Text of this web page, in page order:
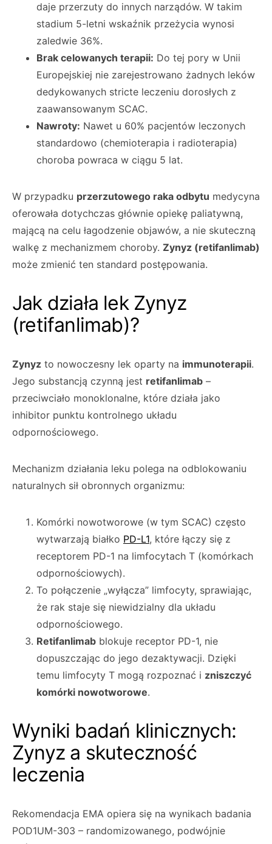
daje przerzuty do innych narządów. W takim
stadium 5-letni wskaźnik przeżycia wynosi
zaledwie 36%.
Brak celowanych terapii: Do tej pory w Unii
Europejskiej nie zarejestrowano żadnych leków
dedykowanych stricte leczeniu dorosłych z
zaawansowanym SCAC.
Nawroty: Nawet u 60% pacjentów leczonych
standardowo (chemioterapia i radioterapia)
choroba powraca w ciągu 5 lat.
W przypadku przerzutowego raka odbytu medycyna
oferowała dotychczas głównie opiekę paliatywną,
mającą na celu łagodzenie objawów, a nie skuteczną
walkę z mechanizmem choroby. Zynyz (retifanlimab)
może zmienić ten standard postępowania.
Jak działa lek Zynyz
(retifanlimab)?
Zynyz to nowoczesny lek oparty na immunoterapii.
Jego substancją czynną jest retifanlimab –
przeciwciało monoklonalne, które działa jako
inhibitor punktu kontrolnego układu
odpornościowego.
Mechanizm działania leku polega na odblokowaniu
naturalnych sił obronnych organizmu:
Komórki nowotworowe (w tym SCAC) często
wytwarzają białko PD-L1, które łączy się z
receptorem PD-1 na limfocytach T (komórkach
odpornościowych).
To połączenie „wyłącza” limfocyty, sprawiając,
że rak staje się niewidzialny dla układu
odpornościowego.
Retifanlimab blokuje receptor PD-1, nie
dopuszczając do jego dezaktywacji. Dzięki
temu limfocyty T mogą rozpoznać i zniszczyć
komórki nowotworowe.
Wyniki badań klinicznych:
Zynyz a skuteczność
leczenia
Rekomendacja EMA opiera się na wynikach badania
POD1UM-303 – randomizowanego, podwójnie